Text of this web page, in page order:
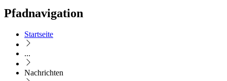
Pfadnavigation
Startseite
...
Nachrichten